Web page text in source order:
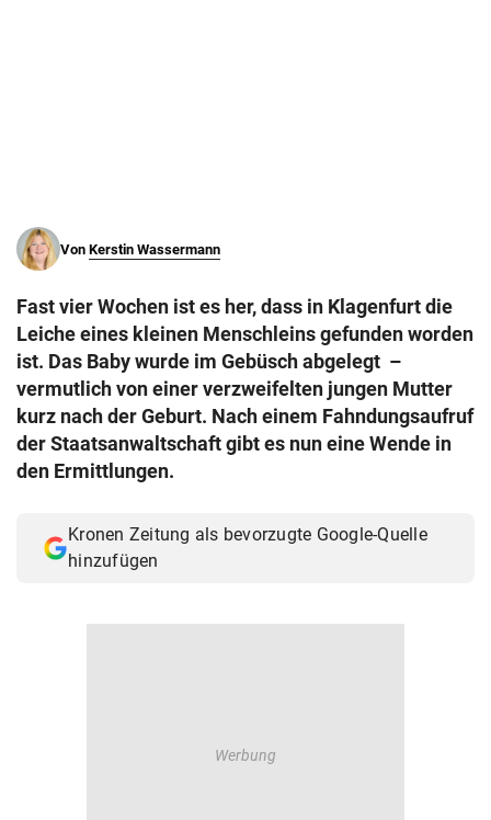
Von Kerstin Wassermann
Fast vier Wochen ist es her, dass in Klagenfurt die
Leiche eines kleinen Menschleins gefunden worden
ist. Das Baby wurde im Gebüsch abgelegt –
vermutlich von einer verzweifelten jungen Mutter
kurz nach der Geburt. Nach einem Fahndungsaufruf
der Staatsanwaltschaft gibt es nun eine Wende in
den Ermittlungen.
Kronen Zeitung als bevorzugte Google-Quelle
hinzufügen